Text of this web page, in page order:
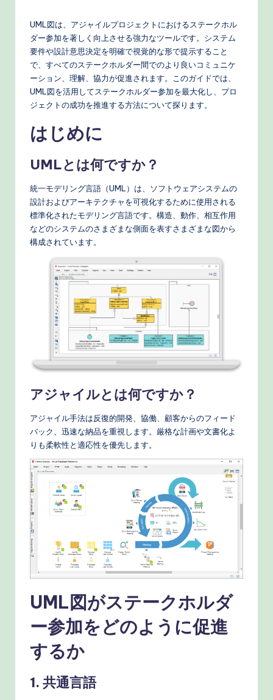
P
A
W
o
M
rn
T
M
UML図は、アジャイルプロジェクトにおけるステークホル
ダー参加を著しく向上させる強力なツールです。システム
要件や設計意思決定を明確で視覚的な形で提示すること
で、すべてのステークホルダー間でのより良いコミュニケ
ーション、理解、協力が促進されます。このガイドでは、
UML図を活用してステークホルダー参加を最大化し、プロ
ジェクトの成功を推進する方法について探ります。
はじめに
UMLとは何ですか？
統一モデリング言語（UML）は、ソフトウェアシステムの
設計およびアーキテクチャを可視化するために使用される
標準化されたモデリング言語です。構造、動作、相互作用
などのシステムのさまざまな側面を表すさまざまな図から
構成されています。
アジャイルとは何ですか？
アジャイル手法は反復的開発、協働、顧客からのフィード
バック、迅速な納品を重視します。厳格な計画や文書化よ
りも柔軟性と適応性を優先します。
UML図がステークホルダ
ー参加をどのように促進
するか
1. 共通言語